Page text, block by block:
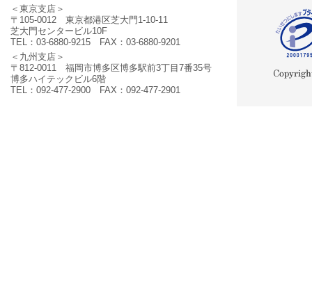
＜東京支店＞
〒105-0012 東京都港区芝大門1-10-11
芝大門センタービル10F
TEL：03-6880-9215 FAX：03-6880-9201
＜九州支店＞
〒812-0011 福岡市博多区博多駅前3丁目7番35号
博多ハイテックビル6階
TEL：092-477-2900 FAX：092-477-2901